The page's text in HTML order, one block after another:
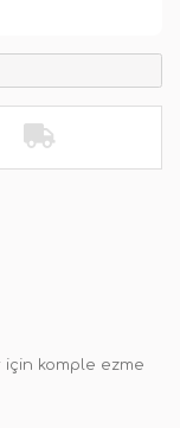
için komple ezme